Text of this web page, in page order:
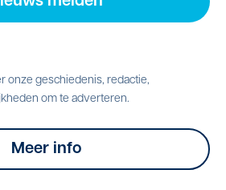
onze geschiedenis, redactie,
om te adverteren.
Meer info